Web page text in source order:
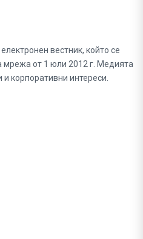
вестник, който се
мрежа от 1 юли 2012 г. Медията
корпоративни интереси.